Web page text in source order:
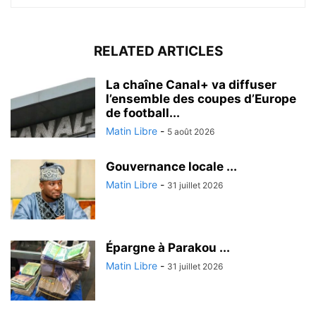
RELATED ARTICLES
La chaîne Canal+ va diffuser
l’ensemble des coupes d’Europe
de football...
Matin Libre - 5 août 2026
Gouvernance locale ...
Matin Libre - 31 juillet 2026
Épargne à Parakou ...
Matin Libre - 31 juillet 2026